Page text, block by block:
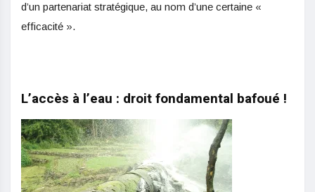
d’un partenariat stratégique, au nom d’une certaine «
efficacité ».
L’accès à l’eau : droit fondamental bafoué !